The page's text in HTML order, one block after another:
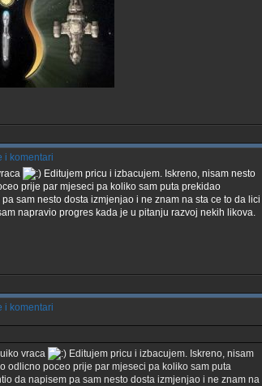
i komentari
Editujem pricu i izbacujem. Iskreno, nisam nesto
prije par mjeseci pa koliko sam puta prekidao
sam nesto dosta izmjenjao i ne znam na sta ce to da lici
napravio progres kada je u pitanju razvoj nekih likova.
i komentari
vraca
Editujem pricu i izbacujem. Iskreno, nisam
odlicno poceo prije par mjeseci pa koliko sam puta
da napisem pa sam nesto dosta izmjenjao i ne znam na